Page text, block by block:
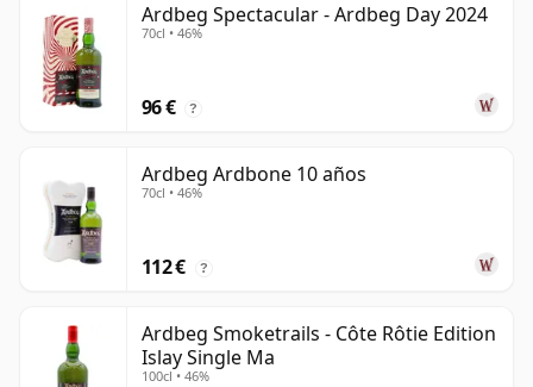
Ardbeg Spectacular - Ardbeg Day 2024
70cl • 46%
96 € ?
Ardbeg Ardbone 10 años
70cl • 46%
112 € ?
Ardbeg Smoketrails - Côte Rôtie Edition
Islay Single Ma
100cl • 46%